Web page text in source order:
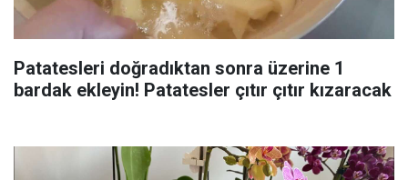
Patatesleri doğradıktan sonra üzerine 1
bardak ekleyin! Patatesler çıtır çıtır kızaracak